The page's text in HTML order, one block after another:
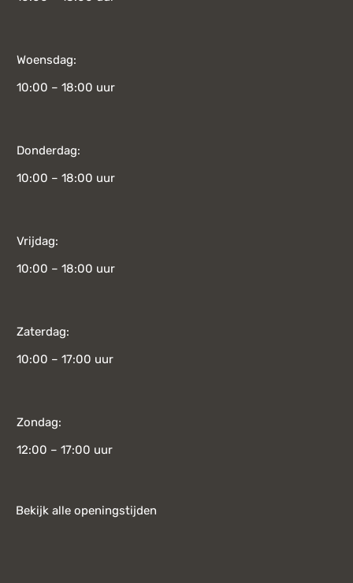
Woensdag:
10:00 – 18:00 uur
Donderdag:
10:00 – 18:00 uur
Vrijdag:
10:00 – 18:00 uur
Zaterdag:
10:00 – 17:00 uur
Zondag:
12:00 – 17:00 uur
Bekijk alle openingstijden